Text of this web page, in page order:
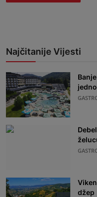
Najčitanije Vijesti
džep